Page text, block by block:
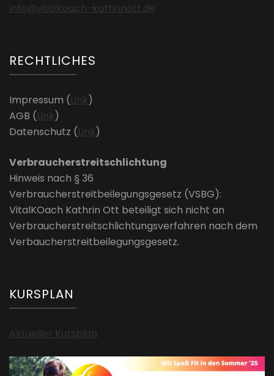
info@vitalkoach-kathrinott.de
RECHTLICHES
Impressum (Link)
AGB (Link)
Datenschutz (Link)
Verbraucherstreitschlichtung
Hinweis nach § 36
Verbraucherstreitbeilegungsgesetz (VSBG):
VitalKOach Kathrin Ott beteiligt sich nicht an
Verbraucherstreitschlichtungsverfahren nach dem
Verbaucherstreitbeilegungsgesetz.
KURSPLAN
Aktueller Kursplan